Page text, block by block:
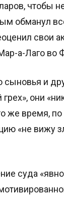
чтобы
обманул
свои
а-Лаго во
сыновья и
они
же время,
«не вижу
суда